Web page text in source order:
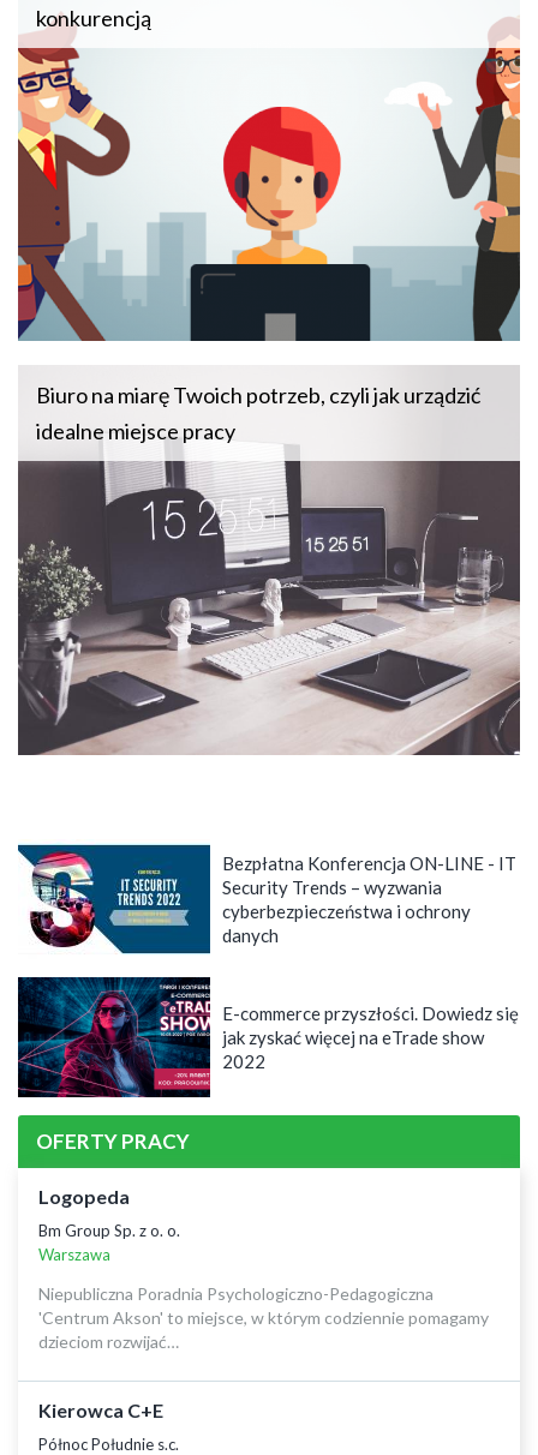
konkurencją
Biuro na miarę Twoich potrzeb, czyli jak urządzić
idealne miejsce pracy
Bezpłatna Konferencja ON-LINE - IT
Security Trends – wyzwania
cyberbezpieczeństwa i ochrony
danych
E-commerce przyszłości. Dowiedz się
jak zyskać więcej na eTrade show
2022
OFERTY PRACY
Logopeda
Bm Group Sp. z o. o.
Warszawa
Niepubliczna Poradnia Psychologiczno-Pedagogiczna
'Centrum Akson' to miejsce, w którym codziennie pomagamy
dzieciom rozwijać…
Kierowca C+E
Północ Południe s.c.